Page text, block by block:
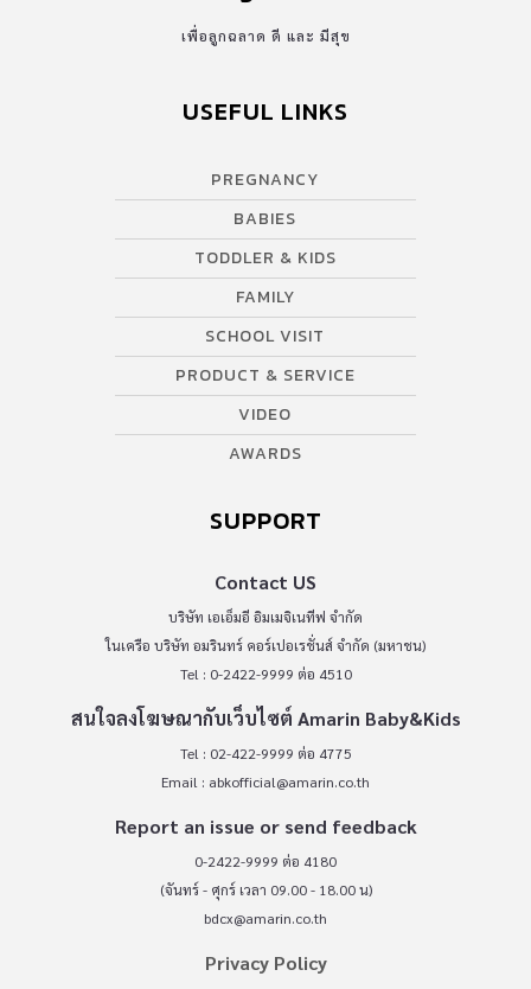
เพื่อลูกฉลาด ดี และ มีสุข
USEFUL LINKS
PREGNANCY
BABIES
TODDLER & KIDS
FAMILY
SCHOOL VISIT
PRODUCT & SERVICE
VIDEO
AWARDS
SUPPORT
Contact US
บริษัท เอเอ็มอี อิมเมจิเนทีฟ จำกัด
ในเครือ บริษัท อมรินทร์ คอร์เปอเรชั่นส์ จำกัด (มหาชน)
Tel : 0-2422-9999 ต่อ 4510
สนใจลงโฆษณากับเว็บไซต์ Amarin Baby&Kids
Tel : 02-422-9999 ต่อ 4775
Email : abkofficial@amarin.co.th
Report an issue or send feedback
0-2422-9999 ต่อ 4180
(จันทร์ - ศุกร์ เวลา 09.00 - 18.00 น)
bdcx@amarin.co.th
Privacy Policy